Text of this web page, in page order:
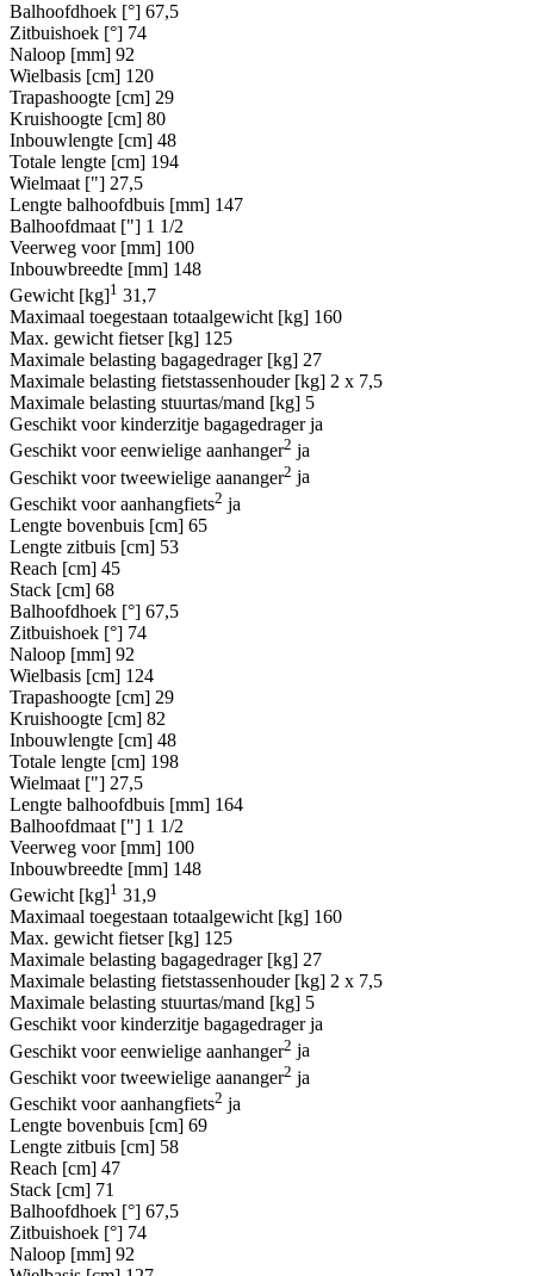
Balhoofdhoek [°] 67,5
Zitbuishoek [°] 74
Naloop [mm] 92
Wielbasis [cm] 120
Trapashoogte [cm] 29
Kruishoogte [cm] 80
Inbouwlengte [cm] 48
Totale lengte [cm] 194
Wielmaat ["] 27,5
Lengte balhoofdbuis [mm] 147
Balhoofdmaat ["] 1 1/2
Veerweg voor [mm] 100
Inbouwbreedte [mm] 148
Gewicht [kg]1 31,7
Maximaal toegestaan totaalgewicht [kg] 160
Max. gewicht fietser [kg] 125
Maximale belasting bagagedrager [kg] 27
Maximale belasting fietstassenhouder [kg] 2 x 7,5
Maximale belasting stuurtas/mand [kg] 5
Geschikt voor kinderzitje bagagedrager ja
Geschikt voor eenwielige aanhanger2 ja
Geschikt voor tweewielige aananger2 ja
Geschikt voor aanhangfiets2 ja
Lengte bovenbuis [cm] 65
Lengte zitbuis [cm] 53
Reach [cm] 45
Stack [cm] 68
Balhoofdhoek [°] 67,5
Zitbuishoek [°] 74
Naloop [mm] 92
Wielbasis [cm] 124
Trapashoogte [cm] 29
Kruishoogte [cm] 82
Inbouwlengte [cm] 48
Totale lengte [cm] 198
Wielmaat ["] 27,5
Lengte balhoofdbuis [mm] 164
Balhoofdmaat ["] 1 1/2
Veerweg voor [mm] 100
Inbouwbreedte [mm] 148
Gewicht [kg]1 31,9
Maximaal toegestaan totaalgewicht [kg] 160
Max. gewicht fietser [kg] 125
Maximale belasting bagagedrager [kg] 27
Maximale belasting fietstassenhouder [kg] 2 x 7,5
Maximale belasting stuurtas/mand [kg] 5
Geschikt voor kinderzitje bagagedrager ja
Geschikt voor eenwielige aanhanger2 ja
Geschikt voor tweewielige aananger2 ja
Geschikt voor aanhangfiets2 ja
Lengte bovenbuis [cm] 69
Lengte zitbuis [cm] 58
Reach [cm] 47
Stack [cm] 71
Balhoofdhoek [°] 67,5
Zitbuishoek [°] 74
Naloop [mm] 92